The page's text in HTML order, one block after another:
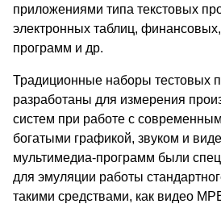
приложениями типа текстовых
электронных таблиц,
программ и др.
Традиционные наборы тестовых
разработаны для измерения
систем при работе с
богатыми графикой, звуком и
мультимедиа-программ были
для эмуляции работы
такими средствами, как видео